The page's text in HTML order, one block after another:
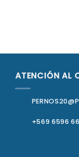
ATENCIÓN AL
+569 6596